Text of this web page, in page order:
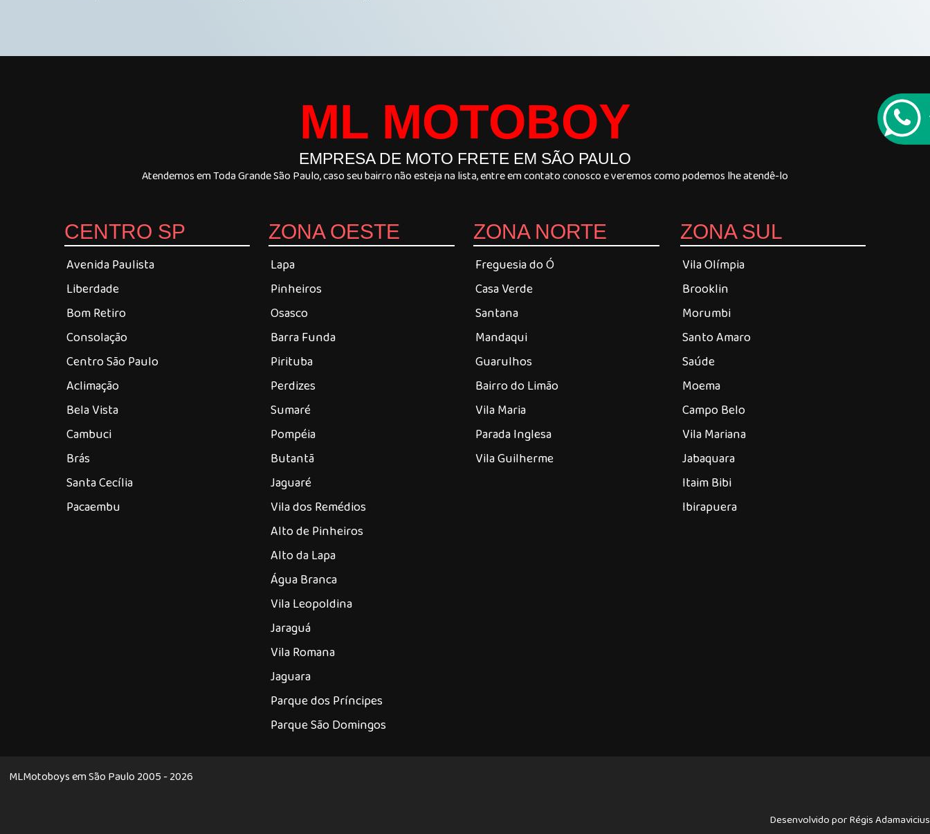
ML MOTOBOY
EMPRESA DE MOTO FRETE EM SÃO PAULO
Atendemos em Toda Grande São Paulo, caso seu bairro não esteja na lista, entre em contato conosco e veremos como podemos lhe atendê-lo
CENTRO SP
Avenida Paulista
Liberdade
Bom Retiro
Consolação
Centro São Paulo
Aclimação
Bela Vista
Cambuci
Brás
Santa Cecília
Pacaembu
ZONA OESTE
Lapa
Pinheiros
Osasco
Barra Funda
Pirituba
Perdizes
Sumaré
Pompéia
Butantã
Jaguaré
Vila dos Remédios
Alto de Pinheiros
Alto da Lapa
Água Branca
Vila Leopoldina
Jaraguá
Vila Romana
Jaguara
Parque dos Príncipes
Parque São Domingos
ZONA NORTE
Freguesia do Ó
Casa Verde
Santana
Mandaqui
Guarulhos
Bairro do Limão
Vila Maria
Parada Inglesa
Vila Guilherme
ZONA SUL
Vila Olímpia
Brooklin
Morumbi
Santo Amaro
Saúde
Moema
Campo Belo
Vila Mariana
Jabaquara
Itaim Bibi
Ibirapuera
MLMotoboys em São Paulo 2005 - 2026
Desenvolvido por Régis Adamavicius